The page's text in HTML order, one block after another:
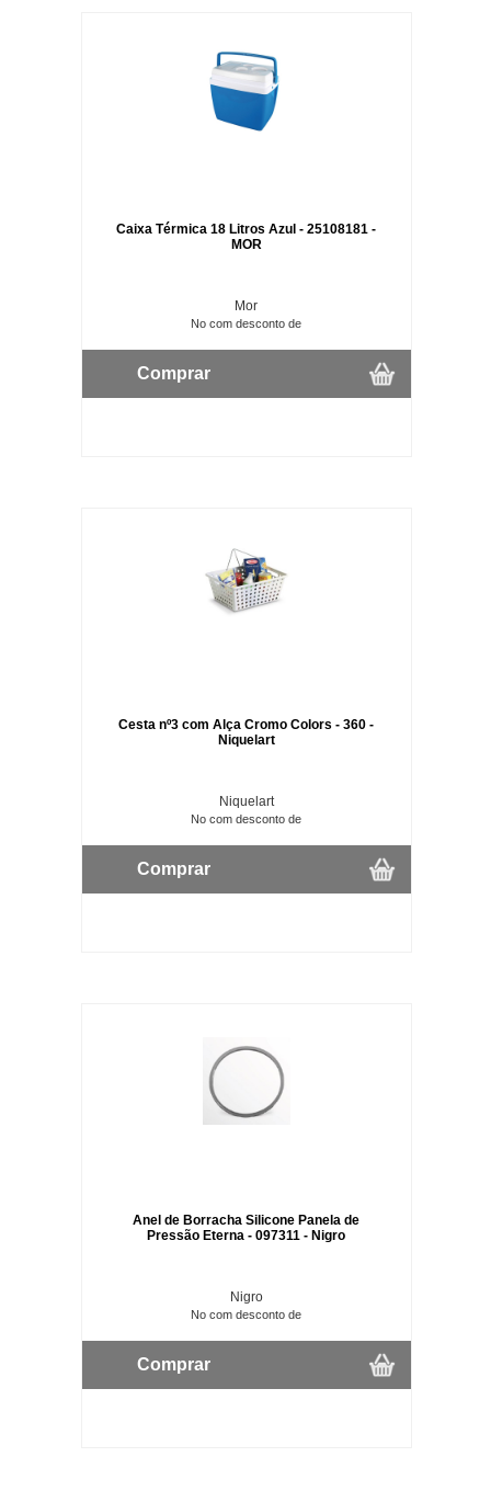
Caixa Térmica 18 Litros Azul - 25108181 -
MOR
Mor
No com desconto de
Comprar
Cesta nº3 com Alça Cromo Colors - 360 -
Niquelart
Niquelart
No com desconto de
Comprar
Anel de Borracha Silicone Panela de
Pressão Eterna - 097311 - Nigro
Nigro
No com desconto de
Comprar